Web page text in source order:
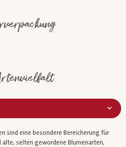
sind eine besondere Bereicherung für
alte, selten gewordene Blumenarten,